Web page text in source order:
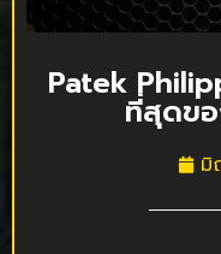
Patek
ที่สุดขอ
มิ